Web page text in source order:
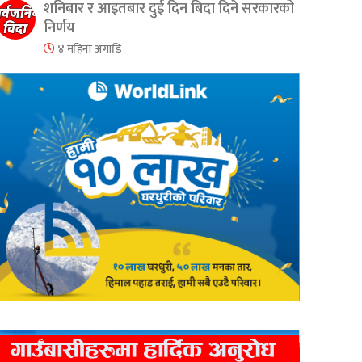
शनिबार र आइतबार दुई दिन बिदा दिने सरकारको
निर्णय
४ महिना अगाडि